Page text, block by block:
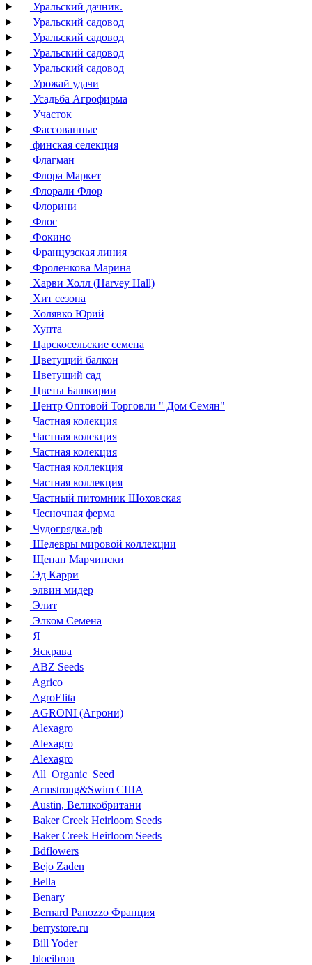
Уральский дачник.
Уральский садовод
Уральский садовод
Уральский садовод
Уральский садовод
Урожай удачи
Усадьба Агрофирма
Участок
Фассованные
финская селекция
Флагман
Флора Маркет
Флорали Флор
Флорини
Флос
Фокино
Французская линия
Фроленкова Марина
Харви Холл (Harvey Hall)
Хит сезона
Холявко Юрий
Хупта
Царскосельские семена
Цветущий балкон
Цветущий сад
Цветы Башкирии
Центр Оптовой Торговли " Дом Семян"
Частная колекция
Частная колекция
Частная колекция
Частная коллекция
Частная коллекция
Частный питомник Шоховская
Чесночная ферма
Чудогрядка.рф
Шедевры мировой коллекции
Щепан Марчински
Эд Карри
элвин мидер
Элит
Элком Семена
Я
Яскрава
ABZ Seeds
Agrico
AgroElita
AGRONI (Агрони)
Alexagro
Alexagro
Alexagro
All_Organic_Seed
Armstrong&Swim США
Austin, Великобритани
Baker Creek Heirloom Seeds
Baker Creek Heirloom Seeds
Bdflowers
Bejo Zaden
Bella
Benary
Bernard Panozzo Франция
berrystore.ru
Bill Yoder
bloeibron